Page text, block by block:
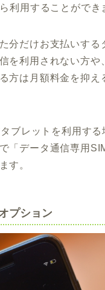
利用することができ
分だけお支払いする
を利用されない方や
方は月額料金を抑え
ブレットを利用す
「データ通信専用
す。
プション